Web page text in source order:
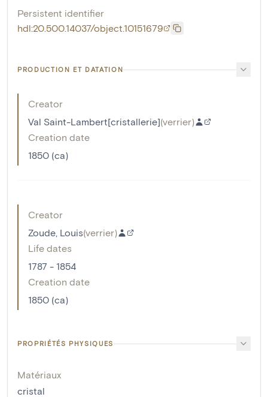
Persistent identifier
hdl:20.500.14037/object.10151679
PRODUCTION ET DATATION
Creator
Val Saint-Lambert[cristallerie](verrier)
Creation date
1850 (ca)
Creator
Zoude, Louis(verrier)
Life dates
1787 - 1854
Creation date
1850 (ca)
PROPRIÉTÉS PHYSIQUES
Matériaux
cristal